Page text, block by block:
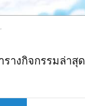
รางกิจกรรมล่าสุด